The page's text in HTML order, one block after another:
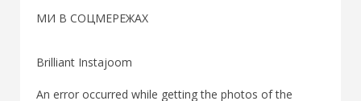
МИ В СОЦМЕРЕЖАХ
Brilliant Instajoom
An error occurred while getting the photos of the